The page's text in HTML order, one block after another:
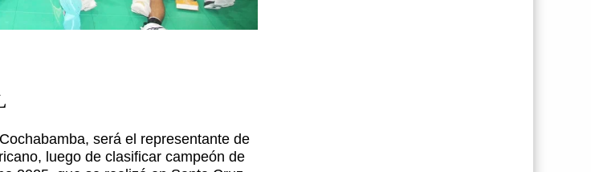
será el representante de
luego de clasificar campeón de